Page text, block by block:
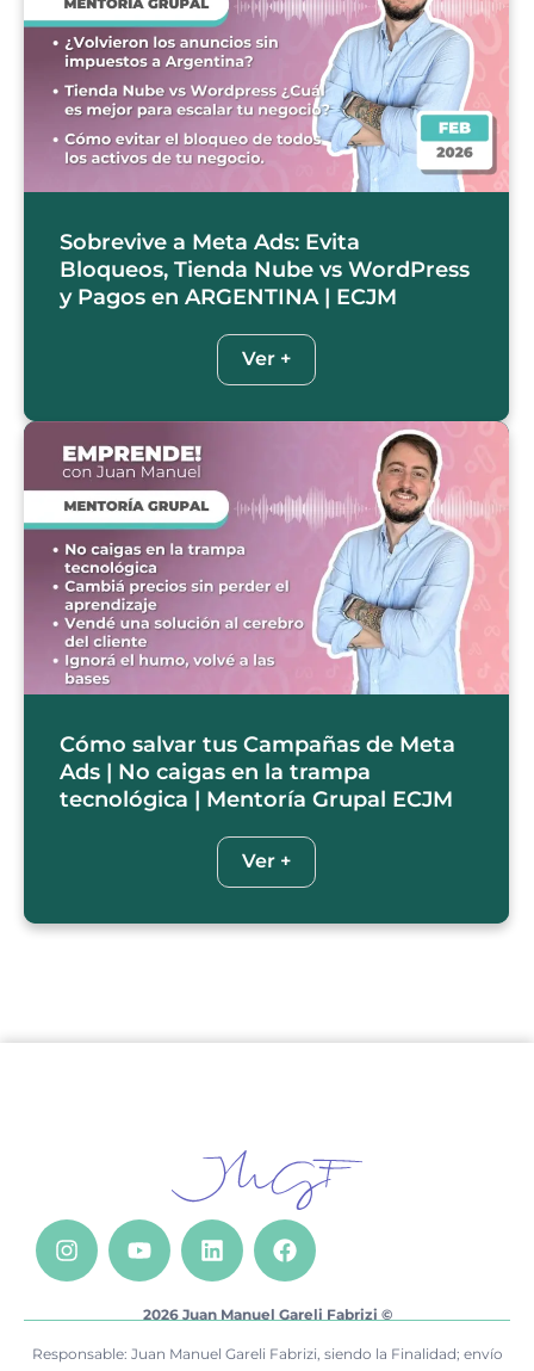
Sobrevive a Meta Ads: Evita
Bloqueos, Tienda Nube vs WordPress
y Pagos en ARGENTINA | ECJM
Ver +
Cómo salvar tus Campañas de Meta
Ads | No caigas en la trampa
tecnológica | Mentoría Grupal ECJM
Ver +
2026 Juan Manuel Gareli Fabrizi ©
Responsable: Juan Manuel Gareli Fabrizi, siendo la Finalidad; envío